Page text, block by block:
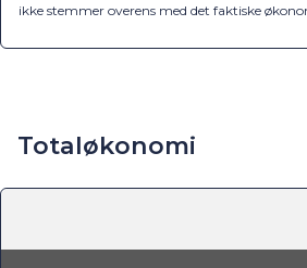
ikke stemmer overens med det faktiske
Totaløkonomi